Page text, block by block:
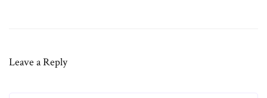
Leave a Reply